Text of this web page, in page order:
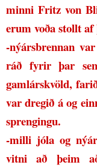
minni Fritz von
erum voða stollt
-nýársbrennan
ráð fyrir þar
gamlárskvöld,
var dregið á og
sprengingu.
-milli jóla og
vitni að þeim